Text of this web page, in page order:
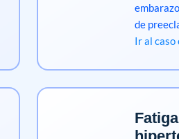
de
Ir al